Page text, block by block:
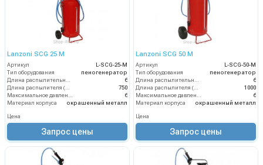
Lanzoni SCG 25 M
Артикул
L-SCG-25-M
Тип оборудования
пеногенератор
6
750
6
Материал корпуса
окрашенный металл
Цена
Запрос цены
Lanzoni SCG 50 M
Артикул
L-SCG-50-M
Тип оборудования
пеногенератор
6
1000
6
Материал корпуса
окрашенный металл
Цена
Запрос цены